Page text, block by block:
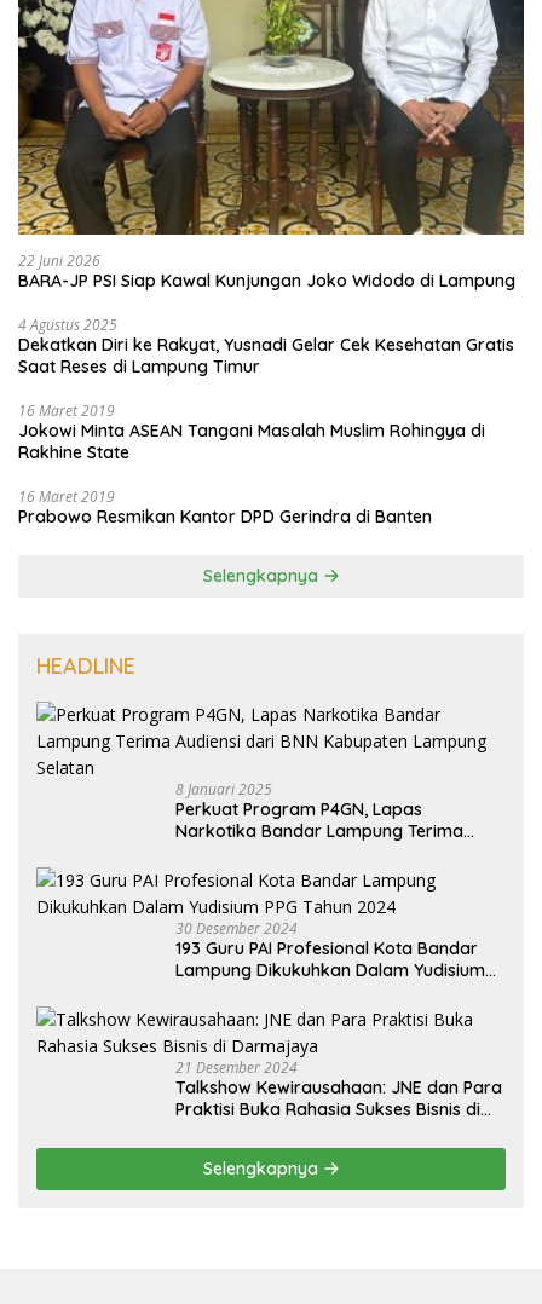
22 Juni 2026
BARA-JP PSI Siap Kawal Kunjungan Joko Widodo di Lampung
4 Agustus 2025
Dekatkan Diri ke Rakyat, Yusnadi Gelar Cek Kesehatan Gratis
Saat Reses di Lampung Timur
16 Maret 2019
Jokowi Minta ASEAN Tangani Masalah Muslim Rohingya di
Rakhine State
16 Maret 2019
Prabowo Resmikan Kantor DPD Gerindra di Banten
Selengkapnya
HEADLINE
8 Januari 2025
Perkuat Program P4GN, Lapas
Narkotika Bandar Lampung Terima
Selatan
30 Desember 2024
193 Guru PAI Profesional Kota Bandar
Lampung Dikukuhkan Dalam Yudisium
21 Desember 2024
Talkshow Kewirausahaan: JNE dan Para
Praktisi Buka Rahasia Sukses Bisnis di
Selengkapnya